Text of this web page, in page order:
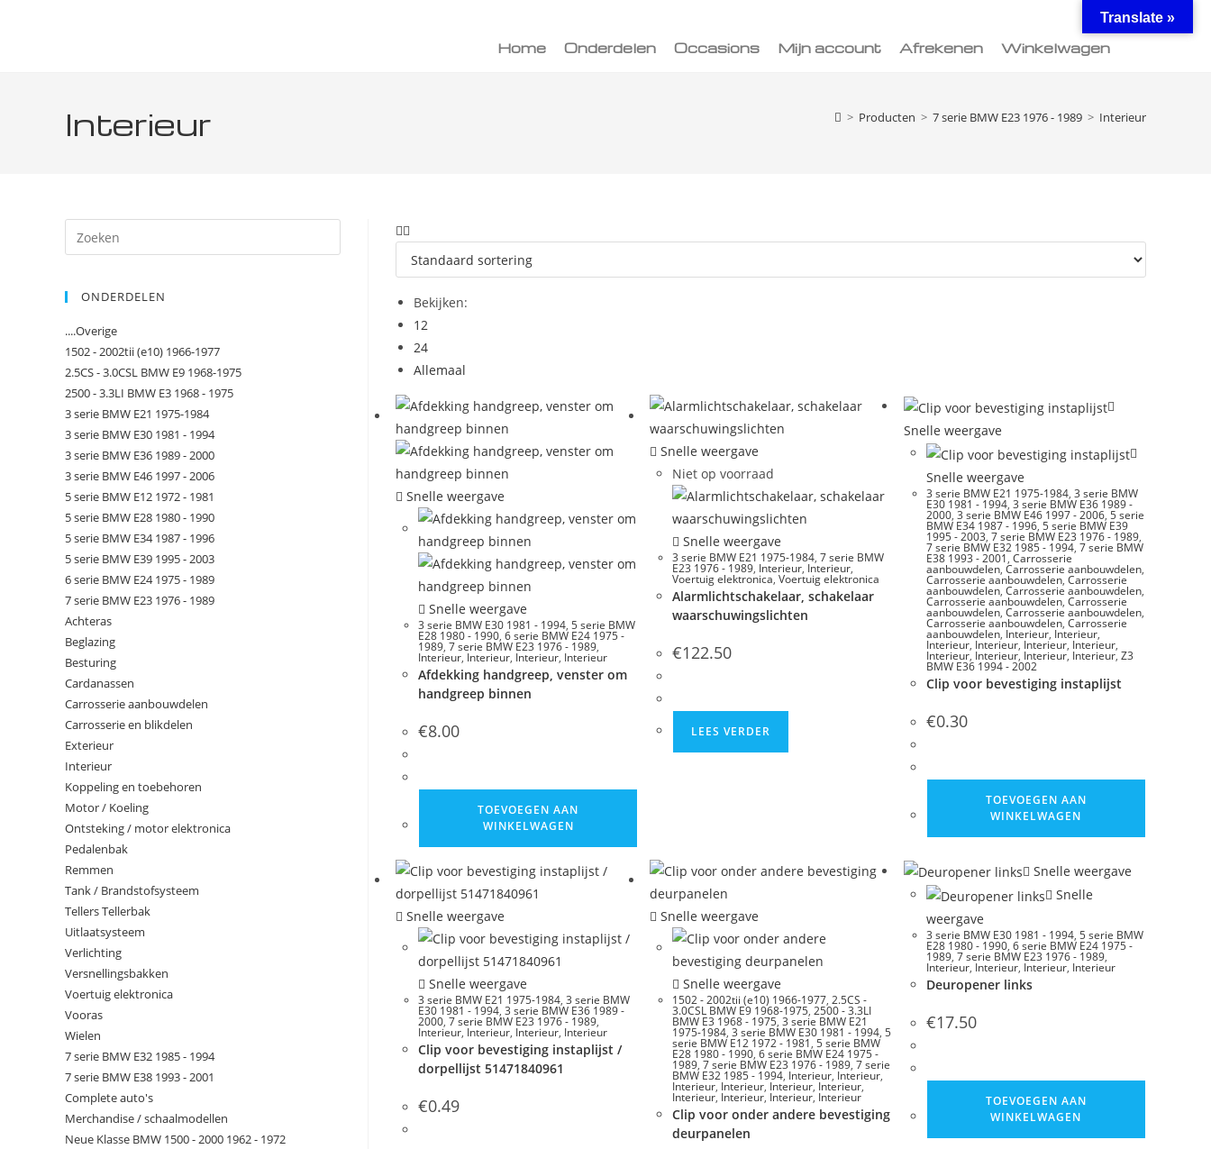
Home Onderdelen Occasions Mijn account Afrekenen Winkelwagen
Interieur > Producten > 7 serie BMW E23 1976 - 1989 > Interieur
Bekijken:
12
24
Allemaal
Snelle weergave
Snelle weergave
3 serie BMW E30 1981 - 1994, 5 serie BMW
E28 1980 - 1990, 6 serie BMW E24 1975 -
1989, 7 serie BMW E23 1976 - 1989,
Interieur, Interieur, Interieur, Interieur
Afdekking handgreep, venster om
handgreep binnen
€8.00
TOEVOEGEN AAN
WINKELWAGEN
Snelle weergave
Niet op voorraad
Snelle weergave
3 serie BMW E21 1975-1984, 7 serie BMW
E23 1976 - 1989, Interieur, Interieur,
Voertuig elektronica, Voertuig elektronica
Alarmlichtschakelaar, schakelaar
waarschuwingslichten
€122.50
LEES VERDER
Snelle weergave
Snelle weergave
3 serie BMW E21 1975-1984, 3 serie BMW
E30 1981 - 1994, 3 serie BMW E36 1989 -
2000, 3 serie BMW E46 1997 - 2006, 5 serie
BMW E34 1987 - 1996, 5 serie BMW E39
1995 - 2003, 7 serie BMW E23 1976 - 1989,
7 serie BMW E32 1985 - 1994, 7 serie BMW
E38 1993 - 2001, Carrosserie
aanbouwdelen, Carrosserie aanbouwdelen,
Carrosserie aanbouwdelen, Carrosserie
aanbouwdelen, Carrosserie aanbouwdelen,
Carrosserie aanbouwdelen, Carrosserie
aanbouwdelen, Carrosserie aanbouwdelen,
Carrosserie aanbouwdelen, Carrosserie
aanbouwdelen, Interieur, Interieur,
Interieur, Interieur, Interieur, Interieur,
Interieur, Interieur, Interieur, Interieur, Z3
BMW E36 1994 - 2002
Clip voor bevestiging instaplijst
€0.30
TOEVOEGEN AAN
WINKELWAGEN
Snelle weergave
Snelle weergave
3 serie BMW E21 1975-1984, 3 serie BMW
E30 1981 - 1994, 3 serie BMW E36 1989 -
2000, 7 serie BMW E23 1976 - 1989,
Interieur, Interieur, Interieur, Interieur
Clip voor bevestiging instaplijst /
dorpellijst 51471840961
€0.49
Snelle weergave
Snelle weergave
1502 - 2002tii (e10) 1966-1977, 2.5CS -
3.0CSL BMW E9 1968-1975, 2500 - 3.3LI
BMW E3 1968 - 1975, 3 serie BMW E21
1975-1984, 3 serie BMW E30 1981 - 1994, 5
serie BMW E12 1972 - 1981, 5 serie BMW
E28 1980 - 1990, 6 serie BMW E24 1975 -
1989, 7 serie BMW E23 1976 - 1989, 7 serie
BMW E32 1985 - 1994, Interieur, Interieur,
Interieur, Interieur, Interieur, Interieur,
Interieur, Interieur, Interieur, Interieur
Clip voor onder andere bevestiging
deurpanelen
Snelle weergave
Snelle
weergave
3 serie BMW E30 1981 - 1994, 5 serie BMW
E28 1980 - 1990, 6 serie BMW E24 1975 -
1989, 7 serie BMW E23 1976 - 1989,
Interieur, Interieur, Interieur, Interieur
Deuropener links
€17.50
TOEVOEGEN AAN
WINKELWAGEN
ONDERDELEN
....Overige
1502 - 2002tii (e10) 1966-1977
2.5CS - 3.0CSL BMW E9 1968-1975
2500 - 3.3LI BMW E3 1968 - 1975
3 serie BMW E21 1975-1984
3 serie BMW E30 1981 - 1994
3 serie BMW E36 1989 - 2000
3 serie BMW E46 1997 - 2006
5 serie BMW E12 1972 - 1981
5 serie BMW E28 1980 - 1990
5 serie BMW E34 1987 - 1996
5 serie BMW E39 1995 - 2003
6 serie BMW E24 1975 - 1989
7 serie BMW E23 1976 - 1989
Achteras
Beglazing
Besturing
Cardanassen
Carrosserie aanbouwdelen
Carrosserie en blikdelen
Exterieur
Interieur
Koppeling en toebehoren
Motor / Koeling
Ontsteking / motor elektronica
Pedalenbak
Remmen
Tank / Brandstofsysteem
Tellers Tellerbak
Uitlaatsysteem
Verlichting
Versnellingsbakken
Voertuig elektronica
Vooras
Wielen
7 serie BMW E32 1985 - 1994
7 serie BMW E38 1993 - 2001
Complete auto's
Merchandise / schaalmodellen
Neue Klasse BMW 1500 - 2000 1962 - 1972
Translate »